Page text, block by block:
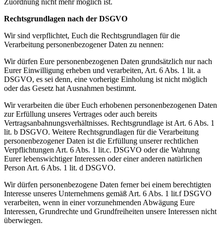
Rechtsgrundlagen nach der DSGVO
Wir sind verpflichtet, Euch die Rechtsgrundlagen für die
Verarbeitung personenbezogener Daten zu nennen:
Wir dürfen Eure personenbezogenen Daten grundsätzlich nur nach
Eurer Einwilligung erheben und verarbeiten, Art. 6 Abs. 1 lit. a
DSGVO, es sei denn, eine vorherige Einholung ist nicht möglich
oder das Gesetz hat Ausnahmen bestimmt.
Wir verarbeiten die über Euch erhobenen personenbezogenen Daten
zur Erfüllung unseres Vertrages oder auch bereits
Vertragsanbahnungsverhältnisses. Rechtsgrundlage ist Art. 6 Abs. 1
lit. b DSGVO. Weitere Rechtsgrundlagen für die Verarbeitung
personenbezogener Daten ist die Erfüllung unserer rechtlichen
Verpflichtungen Art. 6 Abs. 1 lit.c. DSGVO oder die Wahrung
Eurer lebenswichtiger Interessen oder einer anderen natürlichen
Person Art. 6 Abs. 1 lit. d DSGVO.
Wir dürfen personenbezogene Daten ferner bei einem berechtigten
Interesse unseres Unternehmens gemäß Art. 6 Abs. 1 lit.f DSGVO
verarbeiten, wenn in einer vorzunehmenden Abwägung Eure
Interessen, Grundrechte und Grundfreiheiten unsere Interessen nicht
überwiegen.